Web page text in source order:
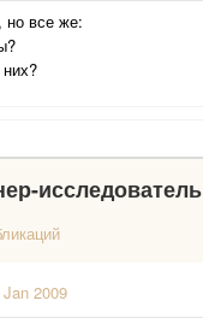
но все же:
исследователь
2009